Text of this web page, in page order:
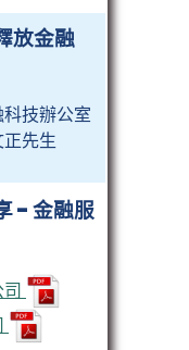
放金融
技辦公室
先生
- 金融服